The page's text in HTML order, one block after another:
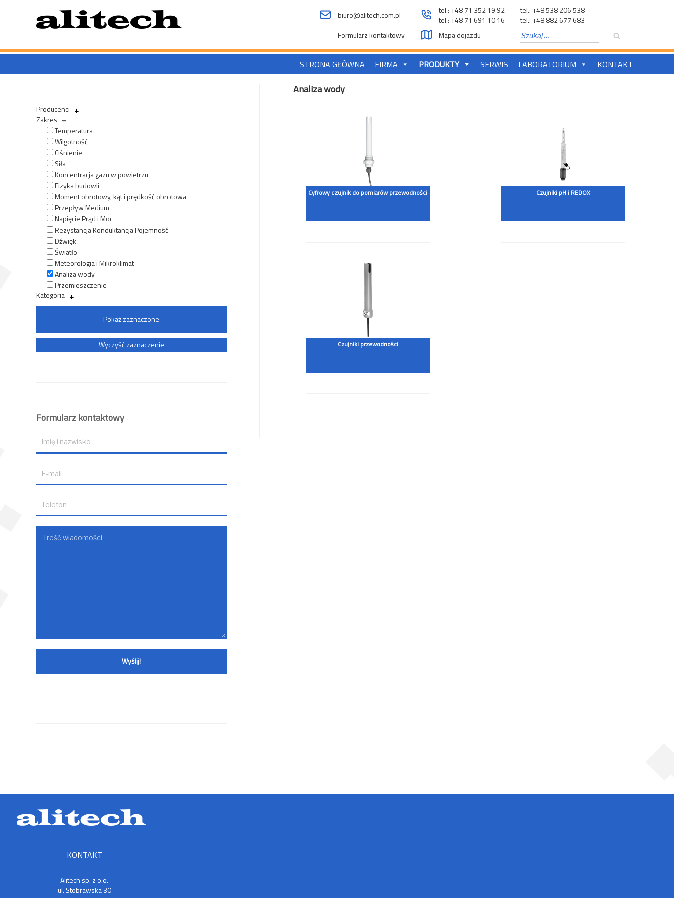
biuro@alitech.com.pl
tel.: +48 71 352 19 92
tel.: +48 71 691 10 16
tel.: +48 538 206 538
tel.: +48 882 677 683
Formularz kontaktowy
Mapa dojazdu
STRONA GŁÓWNA FIRMA PRODUKTY SERWIS LABORATORIUM KONTAKT
Producenci
Zakres
Temperatura
Wilgotność
Ciśnienie
Siła
Koncentracja gazu w powietrzu
Fizyka budowli
Moment obrotowy, kąt i prędkość obrotowa
Przepływ Medium
Napięcie Prąd i Moc
Rezystancja Konduktancja Pojemność
Dźwięk
Światło
Meteorologia i Mikroklimat
Analiza wody
Przemieszczenie
Kategoria
Pokaż zaznaczone
Formularz kontaktowy
Analiza wody
Cyfrowy czujnik do pomiarów przewodności Czujniki pH i REDOX
Czujniki przewodności
KONTAKT
Alitech sp. z o.o.
ul. Stobrawska 30